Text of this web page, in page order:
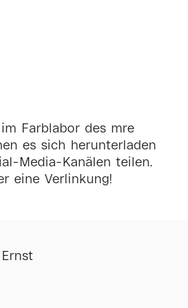
Farblabor des mre
es sich herunterladen
Media-Kanälen teilen.
eine Verlinkung!